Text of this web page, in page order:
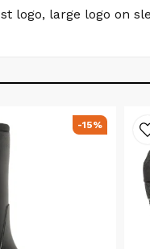
logo, large logo on
-15%